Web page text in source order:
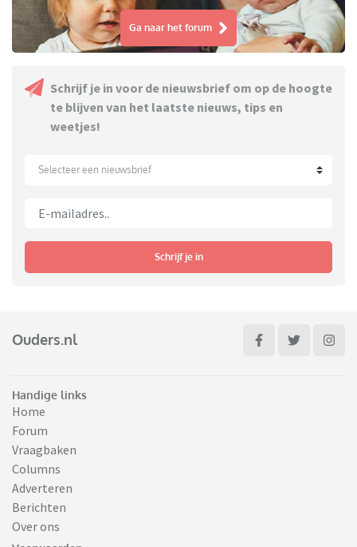
Ga naar het forum
Schrijf je in voor de nieuwsbrief om op de hoogte
te blijven van het laatste nieuws, tips en
weetjes!
Selecteer een nieuwsbrief
Schrijf je in
Ouders.nl
Handige links
Home
Forum
Vraagbaken
Columns
Adverteren
Berichten
Over ons